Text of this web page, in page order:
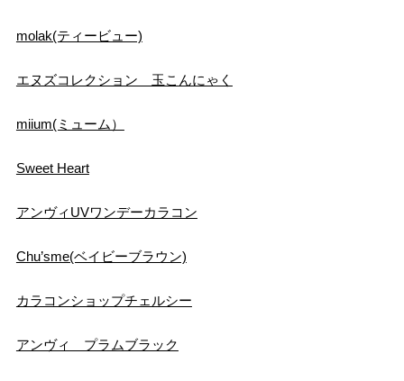
molak(ティービュー)
エヌズコレクション 玉こんにゃく
miium(ミューム）
Sweet Heart
アンヴィUVワンデーカラコン
Chu’sme(ベイビーブラウン)
カラコンショップチェルシー
アンヴィ プラムブラック